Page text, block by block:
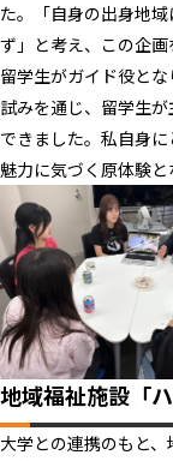
た。「自身の出身地
ず」と考え、この企画
留学生がガイド役と
試みを通じ、留学生
できました。私自身
魅力に気づく原体験と
地域福祉施設「
大学との連携のもと